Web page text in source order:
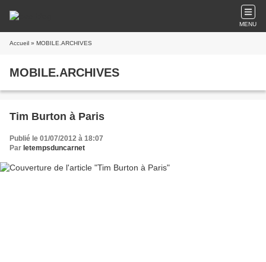
MENU
Accueil » MOBILE.ARCHIVES
MOBILE.ARCHIVES
Tim Burton à Paris
Publié le 01/07/2012 à 18:07
Par letempsduncarnet